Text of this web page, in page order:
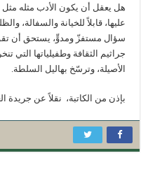
هل يعقل أن يكون الأدب مثله مثل
عليها، قابلاً للخيانة والسفالة،
سؤال مستفزّ ومدوٍّ، يستحق أن
جراثيم الثقافة وطفيلياتها التي
الأصيلة، وترسّخ بهاليل السلطة.
بإذن من الكاتبة، نقلاً عن جريدة العرب